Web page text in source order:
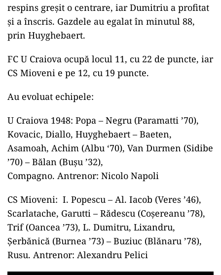
respins greșit o centrare, iar Dumitriu a profitat
și a înscris. Gazdele au egalat în minutul 88,
prin Huyghebaert.
FC U Craiova ocupă locul 11, cu 22 de puncte, iar
CS Mioveni e pe 12, cu 19 puncte.
Au evoluat echipele:
U Craiova 1948: Popa – Negru (Paramatti ’70),
Kovacic, Diallo, Huyghebaert – Baeten,
Asamoah, Achim (Albu ‘70), Van Durmen (Sidibe
’70) – Bălan (Buşu ’32),
Compagno. Antrenor: Nicolo Napoli
CS Mioveni: I. Popescu – Al. Iacob (Veres ’46),
Scarlatache, Garutti – Rădescu (Coşereanu ’78),
Trif (Oancea ’73), L. Dumitru, Lixandru,
Şerbănică (Burnea ’73) – Buziuc (Blănaru ’78),
Rusu. Antrenor: Alexandru Pelici